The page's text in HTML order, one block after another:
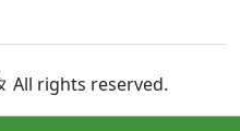
All rights reserved.